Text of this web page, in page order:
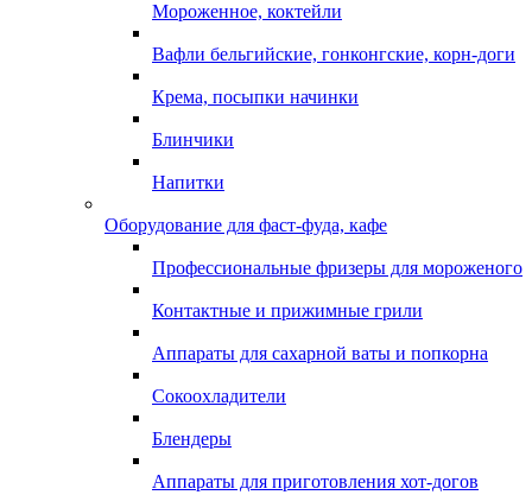
Мороженное, коктейли
Вафли бельгийские, гонконгские, корн-доги
Крема, посыпки начинки
Блинчики
Напитки
Оборудование для фаст-фуда, кафе
Профессиональные фризеры для мороженого
Контактные и прижимные грили
Аппараты для сахарной ваты и попкорна
Сокоохладители
Блендеры
Аппараты для приготовления хот-догов